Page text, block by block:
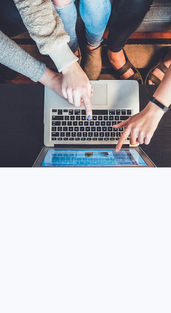
وب سایت تجارت الکترونیک
ایده ها/طراحی